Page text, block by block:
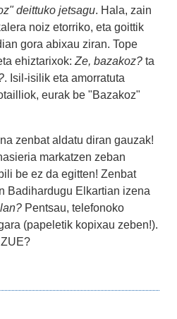
deittuko jetsagu. Hala, zain
noiz etorriko, eta goittik
gora abixau ziran. Tope
ehiztarixok:Ze, bazakoz? ta
. Isil-isilik eta amorratuta
eurak be "Bazakoz"
zenbat aldatu diran gauzak!
markatzen zeban
be ez da egitten! Zenbat
Badihardugu Elkartian izena
Pentsau, telefonoko
(papeletik kopixau zeben!).